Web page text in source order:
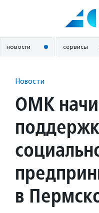
новости сервисы
Новости
ОМК
в